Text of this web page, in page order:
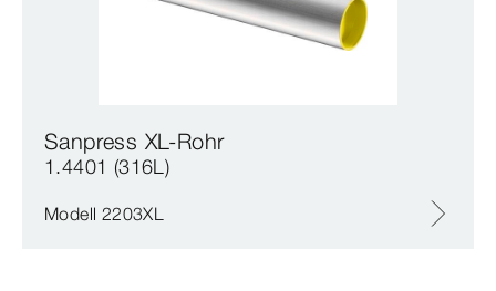
Sanpress XL-Rohr
1.4401 (316L)
Modell 2203XL